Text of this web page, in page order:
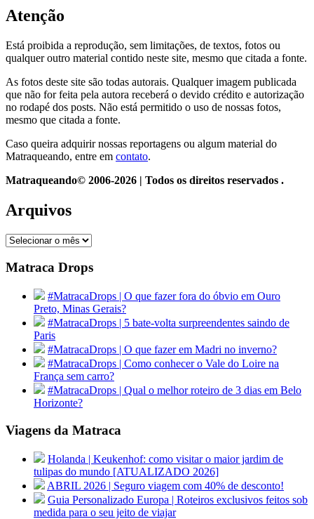
Atenção
Está proibida a reprodução, sem limitações, de textos, fotos ou
qualquer outro material contido neste site, mesmo que citada a fonte.
As fotos deste site são todas autorais. Qualquer imagem publicada
que não for feita pela autora receberá o devido crédito e autorização
no rodapé dos posts. Não está permitido o uso de nossas fotos,
mesmo que citada a fonte.
Caso queira adquirir nossas reportagens ou algum material do
Matraqueando, entre em contato.
Matraqueando© 2006-2026 | Todos os direitos reservados .
Arquivos
Arquivos
Matraca Drops
#MatracaDrops | O que fazer fora do óbvio em Ouro
Preto, Minas Gerais?
#MatracaDrops | 5 bate-volta surpreendentes saindo de
Paris
#MatracaDrops | O que fazer em Madri no inverno?
#MatracaDrops | Como conhecer o Vale do Loire na
França sem carro?
#MatracaDrops | Qual o melhor roteiro de 3 dias em Belo
Horizonte?
Viagens da Matraca
Holanda | Keukenhof: como visitar o maior jardim de
tulipas do mundo [ATUALIZADO 2026]
ABRIL 2026 | Seguro viagem com 40% de desconto!
Guia Personalizado Europa | Roteiros exclusivos feitos sob
medida para o seu jeito de viajar